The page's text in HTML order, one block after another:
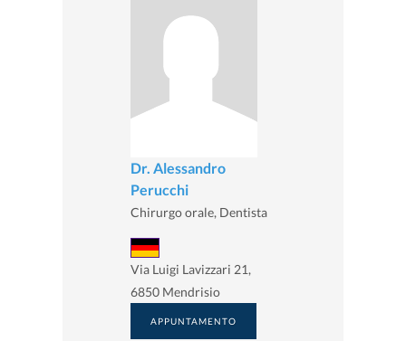
Dr. Alessandro
Perucchi
Chirurgo orale, Dentista
Via Luigi Lavizzari 21,
6850 Mendrisio
APPUNTAMENTO